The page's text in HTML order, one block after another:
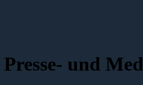
Presse- und